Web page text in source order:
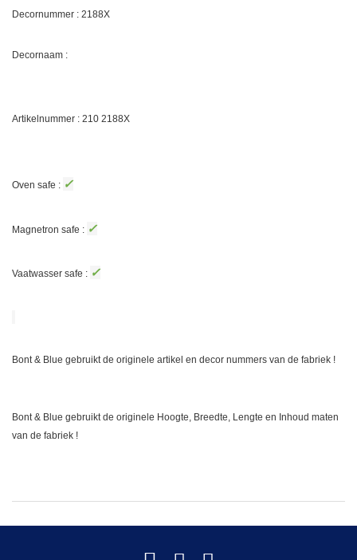
Decornummer : 2188X
Decornaam :
Artikelnummer : 210 2188X
Oven safe : ✓
Magnetron safe : ✓
Vaatwasser safe : ✓
Bont & Blue gebruikt de originele artikel en decor nummers van de fabriek !
Bont & Blue gebruikt de originele Hoogte, Breedte, Lengte en Inhoud maten
van de fabriek !